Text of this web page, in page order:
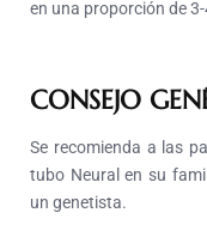
en una proporción de 3-
CONSEJO
Se recomienda a las
tubo Neural en su
un genetista.